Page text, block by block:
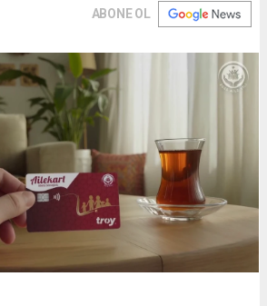
ABONE OL